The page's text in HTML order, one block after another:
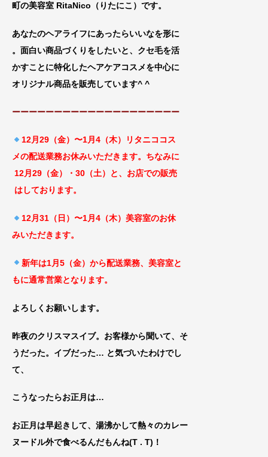
町の美容室 RitaNico （りたにこ）です。
あなたのヘアライフにあったらいいなを形に
。面白い商品づくりをしたいと、クセ毛を活
かすことに特化したヘアケアコスメを中心に
オリジナル商品を販売しています^ ^
ーーーーーーーーーーーーーーーーーーーー
12月29（金）〜1月4（木）リタニココス
メの配送業務お休みいただきます。ちなみに
12月29（金）・30（土）と、お店での販売
はしております。
12月31（日）〜1月4（木）美容室のお休
みいただきます。
新年は1月5（金）から配送業務、美容室と
もに通常営業となります。
よろしくお願いします。
昨夜のクリスマスイブ。お客様から聞いて、そ
うだった。イブだった… と気づいたわけでし
て、
こうなったらお正月は…
お正月は早起きして、湯沸かして熱々のカレー
ヌードル外で食べるんだもんね(T . T)！